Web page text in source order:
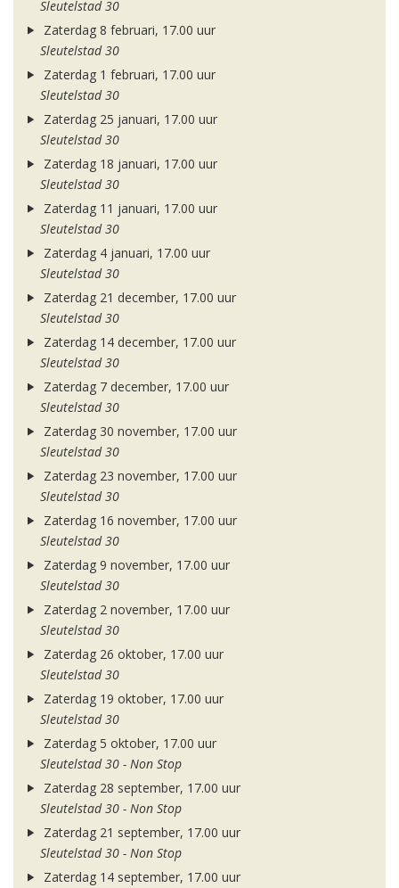
Sleutelstad 30
Zaterdag 8 februari, 17.00 uur
Sleutelstad 30
Zaterdag 1 februari, 17.00 uur
Sleutelstad 30
Zaterdag 25 januari, 17.00 uur
Sleutelstad 30
Zaterdag 18 januari, 17.00 uur
Sleutelstad 30
Zaterdag 11 januari, 17.00 uur
Sleutelstad 30
Zaterdag 4 januari, 17.00 uur
Sleutelstad 30
Zaterdag 21 december, 17.00 uur
Sleutelstad 30
Zaterdag 14 december, 17.00 uur
Sleutelstad 30
Zaterdag 7 december, 17.00 uur
Sleutelstad 30
Zaterdag 30 november, 17.00 uur
Sleutelstad 30
Zaterdag 23 november, 17.00 uur
Sleutelstad 30
Zaterdag 16 november, 17.00 uur
Sleutelstad 30
Zaterdag 9 november, 17.00 uur
Sleutelstad 30
Zaterdag 2 november, 17.00 uur
Sleutelstad 30
Zaterdag 26 oktober, 17.00 uur
Sleutelstad 30
Zaterdag 19 oktober, 17.00 uur
Sleutelstad 30
Zaterdag 5 oktober, 17.00 uur
Sleutelstad 30 - Non Stop
Zaterdag 28 september, 17.00 uur
Sleutelstad 30 - Non Stop
Zaterdag 21 september, 17.00 uur
Sleutelstad 30 - Non Stop
Zaterdag 14 september, 17.00 uur